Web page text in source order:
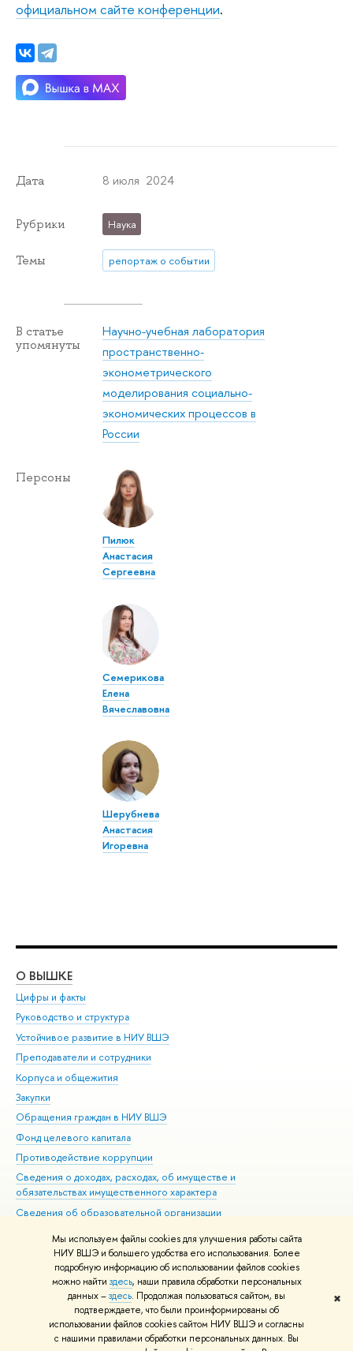
Мы используем файлы cookies для улучшения работы сайта
НИУ ВШЭ и большего удобства его использования. Более
подробную информацию об использовании файлов cookies
можно найти здесь, наши правила обработки персональных
данных –здесь. Продолжая пользоваться сайтом, вы
подтверждаете, что были проинформированы об
использовании файлов cookies сайтом НИУ ВШЭ и согласны
с нашими правилами обработки персональных данных. Вы
✖
официальном сайте конференции.
Дата 8 июля 2024
Рубрики Наука
Темы репортаж о событии
В статье
упомянуты
Научно-учебная лаборатория
пространственно-
эконометрического
моделирования социально-
экономических процессов в
России
Персоны
Пилюк
Анастасия
Сергеевна
Семерикова
Елена
Вячеславовна
Шерубнева
Анастасия
Игоревна
О ВЫШКЕ
Цифры и факты
Руководство и структура
Устойчивое развитие в НИУ ВШЭ
Преподаватели и сотрудники
Корпуса и общежития
Закупки
Обращения граждан в НИУ ВШЭ
Фонд целевого капитала
Противодействие коррупции
Сведения о доходах, расходах, об имуществе и
обязательствах имущественного характера
Сведения об образовательной организации
Людям с ограниченными возможностями здоровья
Единая платежная страница
Работа в Вышке
© НИУ ВШЭ 1993–2026 Адреса и контакты Условия использования
материалов Политика конфиденциальности Карта сайта